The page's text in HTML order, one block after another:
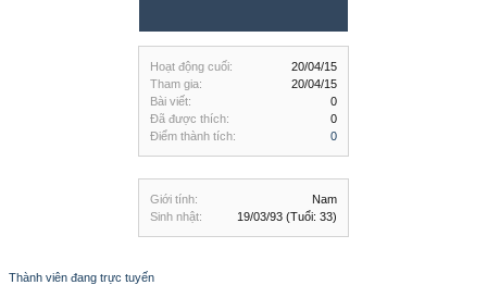
Hoạt động cuối:
20/04/15
Tham gia:
20/04/15
Bài viết:
0
Đã được thích:
0
Điểm thành tích:
0
Giới tính:
Nam
Sinh nhật:
19/03/93 (Tuổi: 33)
Thành viên đang trực tuyến